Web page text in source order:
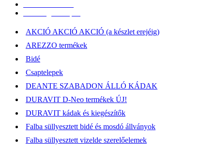
AKCIÓ AKCIÓ AKCIÓ (a készlet erejéig)
AREZZO termékek
Bidé
Csaptelepek
DEANTE SZABADON ÁLLÓ KÁDAK
DURAVIT D-Neo termékek ÚJ!
DURAVIT kádak és kiegészítők
Falba süllyesztett bidé és mosdó állványok
Falba süllyesztett vizelde szerelőelemek